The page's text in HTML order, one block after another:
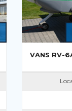
VANS RV-